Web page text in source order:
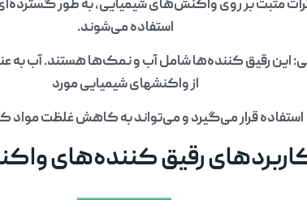
مثبت بر روی واکنش‌های شیمیایی، به طور
استفاده می‌شوند.
این رقیق کننده‌ها شامل آب و نمک‌ها هستند. آب به
از واکنشهای شیمیایی مورد
استفاده قرار می‌گیرد و می‌تواند به کاهش غلظت
رقیق کننده‌های